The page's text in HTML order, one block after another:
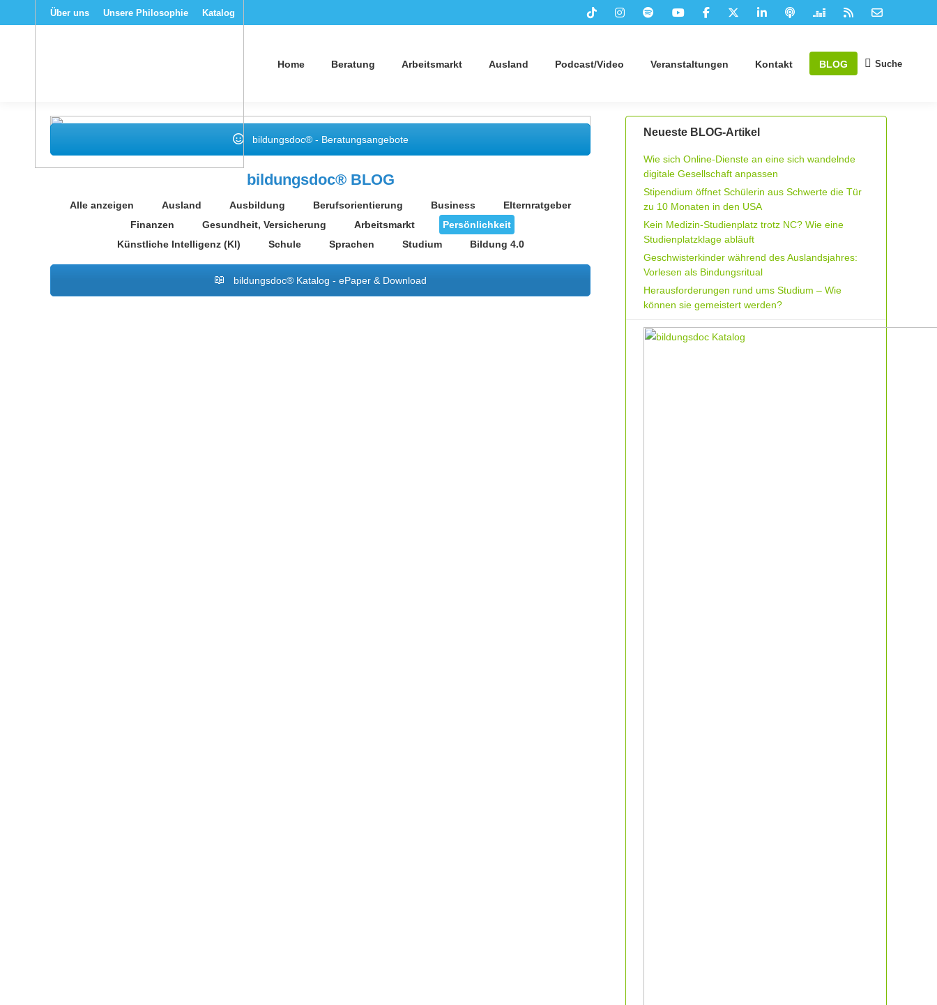
Über uns Unsere Philosophie Katalog
Home Beratung Arbeitsmarkt Ausland Podcast/Video Veranstaltungen Kontakt BLOG Suchen:
Suche
bildungsdoc® - Beratungsangebote
bildungsdoc® BLOG
Alle anzeigen Ausland Ausbildung Berufsorientierung Business
Elternratgeber
Finanzen
Gesundheit, Versicherung Arbeitsmarkt
Persönlichkeit
Künstliche Intelligenz (KI)
Schule Sprachen Studium Bildung 4.0
bildungsdoc® Katalog - ePaper & Download
Neueste BLOG-Artikel
Wie sich Online-Dienste an eine sich wandelnde
digitale Gesellschaft anpassen
Stipendium öffnet Schülerin aus Schwerte die Tür
zu 10 Monaten in den USA
Kein Medizin-Studienplatz trotz NC? Wie eine
Studienplatzklage abläuft
Geschwisterkinder während des Auslandsjahres:
Vorlesen als Bindungsritual
Herausforderungen rund ums Studium – Wie
können sie gemeistert werden?